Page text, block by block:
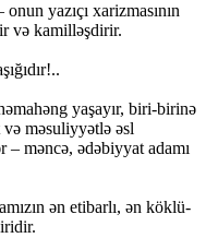
yazıçı xarizmasının
və kamilləşdirir.
yaşayır, biri-birinə
məsuliyyətlə əsl
məncə, ədəbiyyat adamı
ən etibarlı, ən köklü-